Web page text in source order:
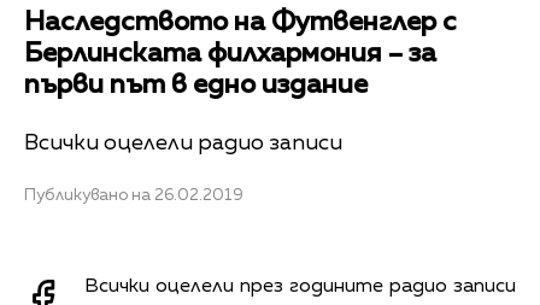
Наследството на Футвенглер с
Берлинската филхармония – за
първи път в едно издание
Всички оцелели радио записи
Публикувано на 26.02.2019
Всички оцелели през годините радио записи